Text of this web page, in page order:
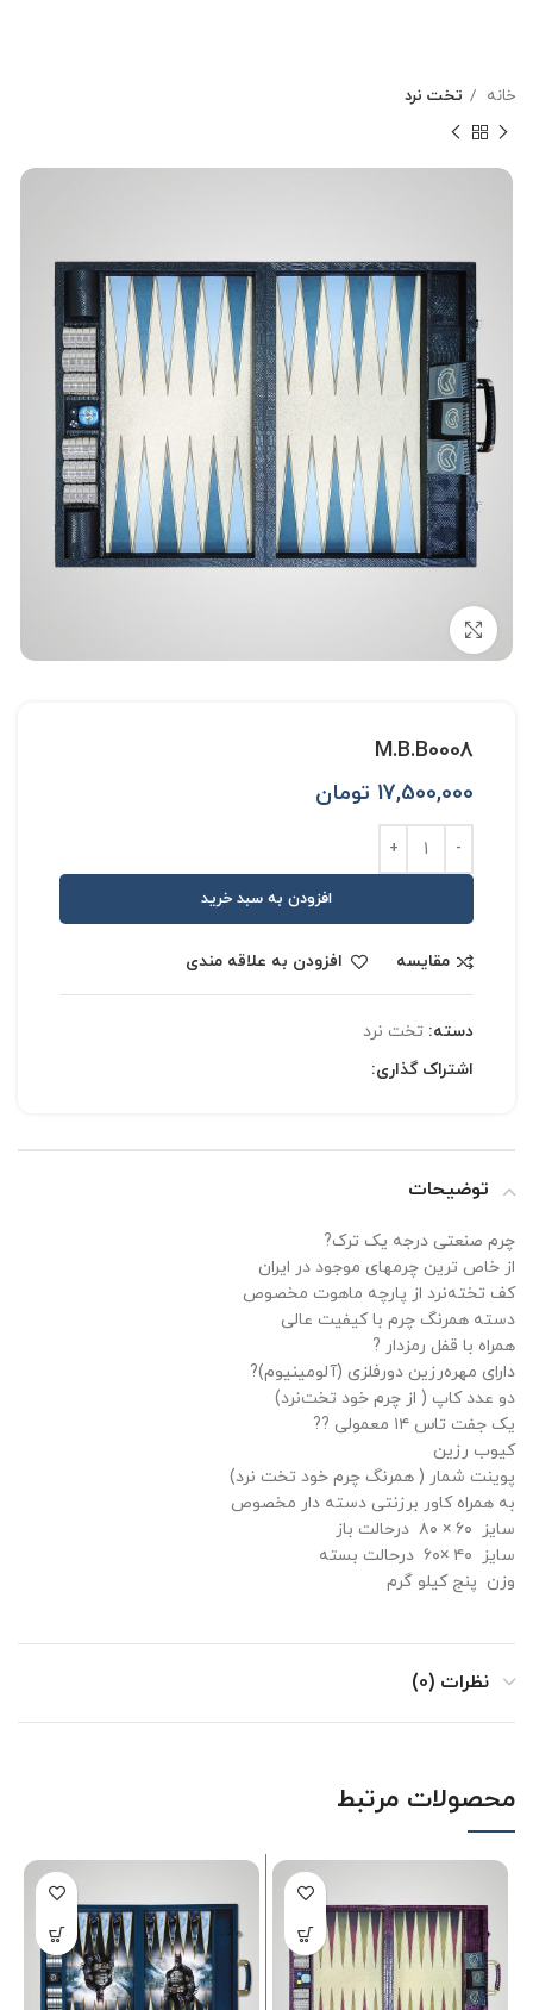
خانه تخت نرد
M.B.B0008
17,500,000 تومان
افزودن به سبد خرید
مقایسه افزودن به علاقه مندی
دسته: تخت نرد
اشتراک گذاری:
توضیحات
چرم صنعتی درجه یک ترک?
از خاص ترین چرمهای موجود در ایران
کف تخته‌نرد از پارچه ماهوت مخصوص
دسته همرنگ چرم با کیفیت عالی
همراه با قفل رمزدار ?
دارای‌ مهره‌رزین دورفلزی (آلومینیوم)?
دو عدد کاپ ( از چرم خود تخت‌نرد)
یک جفت تاس ۱۴ معمولی ??
کیوب رزین
پوینت شمار ( همرنگ چرم خود تخت نرد)
به همراه کاور برزنتی دسته دار مخصوص
سایز ۶۰ × ۸۰ درحالت‌ باز
سایز ۴۰ ×۶۰ درحالت‌ بسته
وزن پنج کیلو گرم
نظرات (0)
محصولات مرتبط